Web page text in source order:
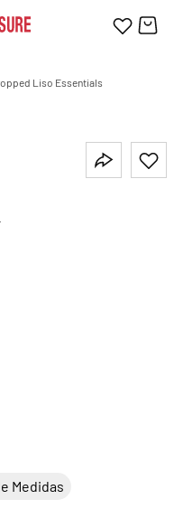
Liso Essentials
Medidas